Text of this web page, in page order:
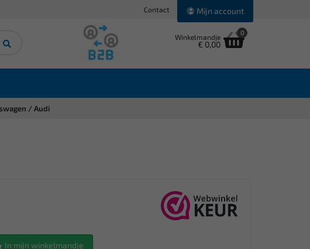
Contact Mijn account
Winkelmandje
€ 0,00
0
/ Audi
In mijn winkelmandje